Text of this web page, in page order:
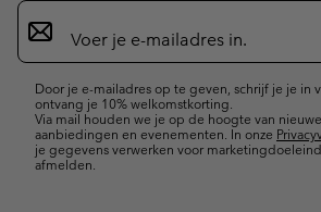
Aanmelden
voor
e-
Door je e-mailadres op te geven, schrijf je je in
ontvang je 10% welkomstkorting.
Via mail houden we je op de hoogte van
aanbiedingen en evenementen. In onze
je gegevens verwerken voor
afmelden.